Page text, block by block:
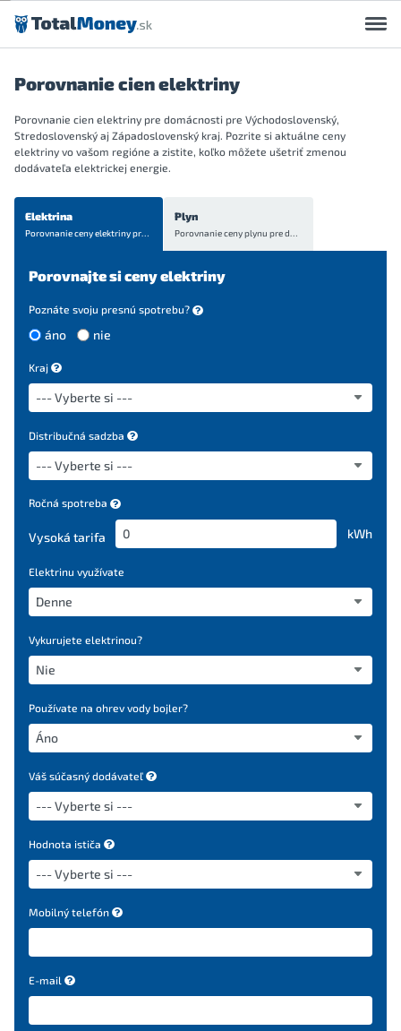
Preskočiť na obsah
Porovnanie cien elektriny
Porovnanie cien elektriny pre domácnosti pre Východoslovenský,
Stredoslovenský aj Západoslovenský kraj. Pozrite si aktuálne ceny
elektriny vo vašom regióne a zistite, koľko môžete ušetriť zmenou
dodávateľa elektrickej energie.
Elektrina
Porovnanie ceny elektrinypre domácnosti
Plyn
Porovnanie ceny plynu pre domácnosti
Porovnajte si ceny elektriny
Poznáte svoju presnú spotrebu?
áno nie
Kraj
Distribučná sadzba
Ročná spotreba
Vysoká tarifa kWh
Elektrinu využívate
Vykurujete elektrinou?
Používate na ohrev vody bojler?
Váš súčasný dodávateľ
Hodnota ističa
Mobilný telefón
E-mail